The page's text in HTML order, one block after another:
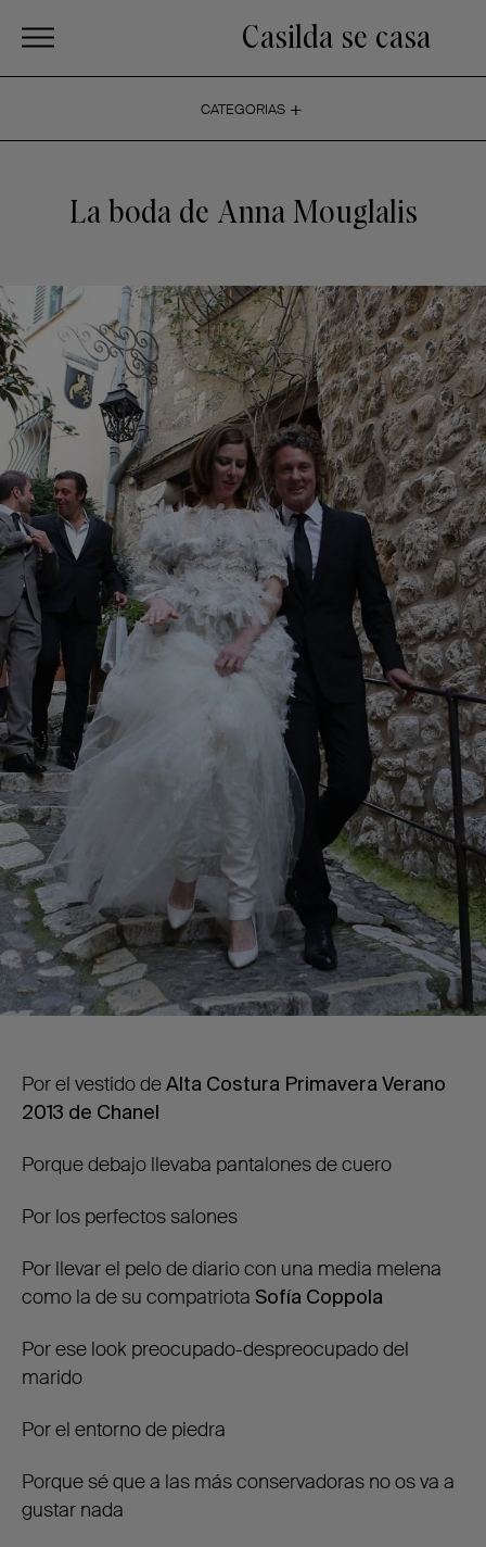
Casilda se casa
CATEGORIAS +
La boda de Anna Mouglalis
Por el vestido deAlta Costura Primavera Verano
2013 de Chanel
Porque debajo llevaba pantalones de cuero
Por los perfectos salones
Por llevar el pelo de diario con una media melena
como la de su compatriota Sofía Coppola
Por ese look preocupado-despreocupado del
marido
Por el entorno de piedra
Porque sé que a las más conservadoras no os va a
gustar nada